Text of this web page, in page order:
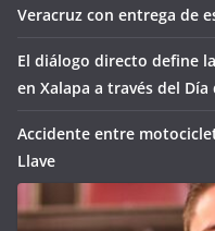
Veracruz con entrega de
El diálogo directo define
en Xalapa a través del Día
Accidente entre
Llave